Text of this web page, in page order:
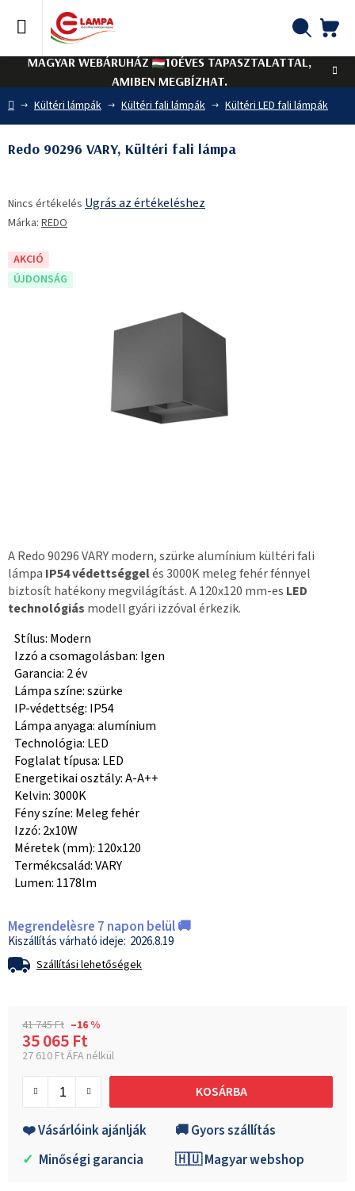
tartalomhoz
MAGYAR WEBÁRUHÁZ
10ÉVES TAPASZTALATTAL,
AMIBEN MEGBÍZHAT.
Kezdőlap
Kültéri lámpák Kültéri fali lámpák Kültéri LED fali lámpák
A Redo 90296 VARY modern, szürke alumínium kültéri fali
lámpa IP54 védettséggelés 3000K meleg fehér fénnyel
biztosít hatékony megvilágítást. A 120x120 mm-es LED
technológiás modell gyári izzóval érkezik.
Stílus: Modern
Izzó a csomagolásban: Igen
Garancia: 2 év
Lámpa színe: szürke
IP-védettség: IP54
Lámpa anyaga: alumínium
Technológia: LED
Foglalat típusa: LED
Energetikai osztály: A-A++
Kelvin: 3000K
Fény színe: Meleg fehér
Izzó: 2x10W
Méretek (mm): 120x120
Termékcsalád: VARY
Lumen: 1178lm
Megrendelèsre 7 napon belül 🚚
2026.8.19
Szállítási lehetőségek
41 745 Ft –16 %
35 065 Ft
27 610 Ft ÁFA nélkül
KOSÁRBA
❤️ Vásárlóink ajánlják
🚚 Gyors szállítás
✓ Minőségi garancia 🇭🇺 Magyar webshop
Redo 90296 VARY, Kültéri fali lámpa
termék
átlagos
5-
ből
Nincs értékelés Ugrás az értékeléshez
Márka: REDO
AKCIÓ
ÚJDONSÁG